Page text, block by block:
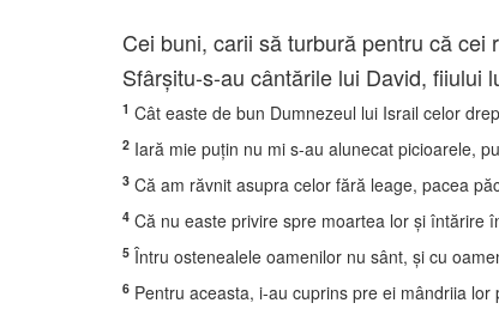
Cei buni, carii să turbură pentru că
Sfârşitu-s-au cântările lui David, fiiului
1 Cât easte de bun Dumnezeul lui Israil celor
2 Iară mie puţin nu mi s-au alunecat picioarele,
3 Că am răvnit asupra celor fără leage, pacea
4 Că nu easte privire spre moartea lor şi întărire
5 Întru ostenealele oamenilor nu sânt, şi cu
6 Pentru aceasta, i-au cuprins pre ei mândriia